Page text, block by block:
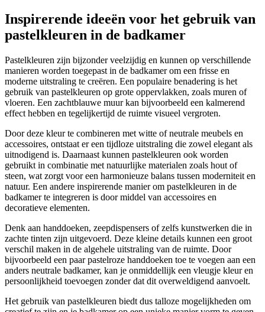
Inspirerende ideeën voor het gebruik van
pastelkleuren in de badkamer
Pastelkleuren zijn bijzonder veelzijdig en kunnen op verschillende
manieren worden toegepast in de badkamer om een frisse en
moderne uitstraling te creëren. Een populaire benadering is het
gebruik van pastelkleuren op grote oppervlakken, zoals muren of
vloeren. Een zachtblauwe muur kan bijvoorbeeld een kalmerend
effect hebben en tegelijkertijd de ruimte visueel vergroten.
Door deze kleur te combineren met witte of neutrale meubels en
accessoires, ontstaat er een tijdloze uitstraling die zowel elegant als
uitnodigend is. Daarnaast kunnen pastelkleuren ook worden
gebruikt in combinatie met natuurlijke materialen zoals hout of
steen, wat zorgt voor een harmonieuze balans tussen moderniteit en
natuur. Een andere inspirerende manier om pastelkleuren in de
badkamer te integreren is door middel van accessoires en
decoratieve elementen.
Denk aan handdoeken, zeepdispensers of zelfs kunstwerken die in
zachte tinten zijn uitgevoerd. Deze kleine details kunnen een groot
verschil maken in de algehele uitstraling van de ruimte. Door
bijvoorbeeld een paar pastelroze handdoeken toe te voegen aan een
anders neutrale badkamer, kan je onmiddellijk een vleugje kleur en
persoonlijkheid toevoegen zonder dat dit overweldigend aanvoelt.
Het gebruik van pastelkleuren biedt dus talloze mogelijkheden om